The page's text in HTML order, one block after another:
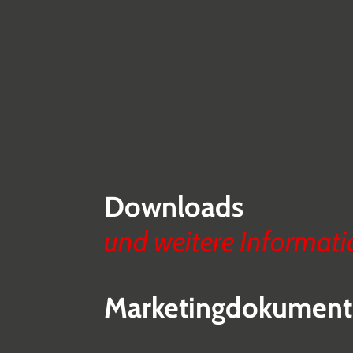
Downloads
und weitere